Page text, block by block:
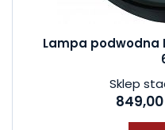
Lampa podwodna
Sklep
849,00